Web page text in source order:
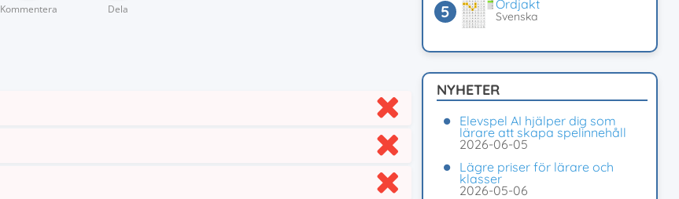
Kommentera Dela Ordjakt
Svenska
NYHETER
Elevspel AI hjälper dig som
lärare att skapa spelinnehåll
2026-06-05
Lägre priser för lärare och
klasser
2026-05-06